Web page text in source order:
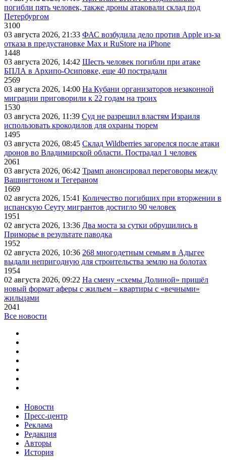
погибли пять человек, также дроны атаковали склад под
Петербургом
3100
03 августа 2026, 21:33 ФАС возбудила дело против Apple из-за
отказа в предустановке Max и RuStore на iPhone
1448
03 августа 2026, 14:42 Шесть человек погибли при атаке
БПЛА в Архипо-Осиповке, еще 40 пострадали
2569
03 августа 2026, 14:00 На Кубани организаторов незаконной
миграции приговорили к 22 годам на троих
1530
03 августа 2026, 11:39 Суд не разрешил властям Израиля
использовать крокодилов для охраны тюрем
1495
03 августа 2026, 08:45 Склад Wildberries загорелся после атаки
дронов во Владимирской области. Пострадал 1 человек
2061
03 августа 2026, 06:42 Трамп анонсировал переговоры между
Вашингтоном и Тегераном
1669
02 августа 2026, 15:41 Количество погибших при вторжении в
испанскую Сеуту мигрантов достигло 90 человек
1951
02 августа 2026, 13:36 Два моста за сутки обрушились в
Приморье в результате паводка
1952
02 августа 2026, 10:36 268 многодетным семьям в Адыгее
выдали непригодную для строительства землю на болотах
1954
02 августа 2026, 09:22 На смену «схемы Долиной» пришёл
новый формат аферы с жильем – квартиры с «вечными»
жильцами
2041
Все новости
Новости
Пресс-центр
Реклама
Редакция
Авторы
История